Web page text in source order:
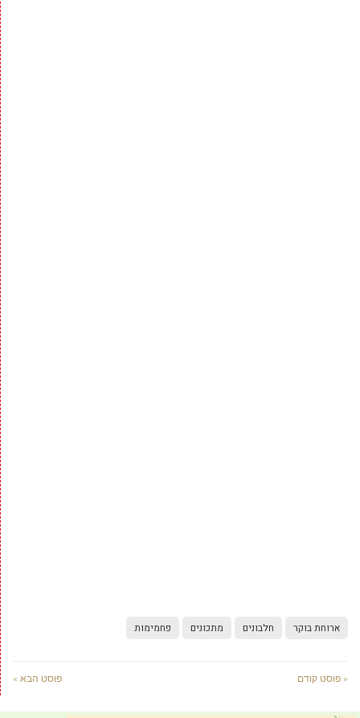
ארוחת בוקר חלבונים מתכונים פחמימות
« פוסט קודם פוסט הבא »